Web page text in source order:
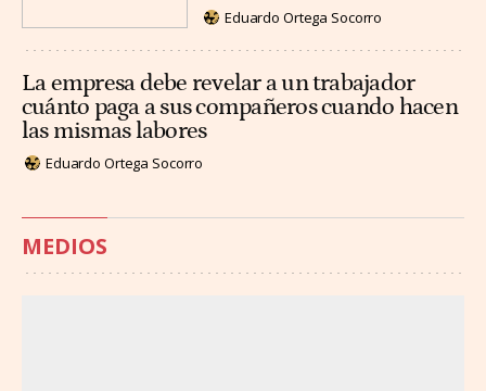
Eduardo Ortega Socorro
La empresa debe revelar a un trabajador
cuánto paga a sus compañeros cuando hacen
las mismas labores
Eduardo Ortega Socorro
MEDIOS